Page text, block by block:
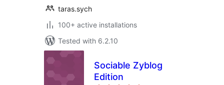
taras.sych
100+ active installations
Tested with 6.2.10
Sociable Zyblog
Edition